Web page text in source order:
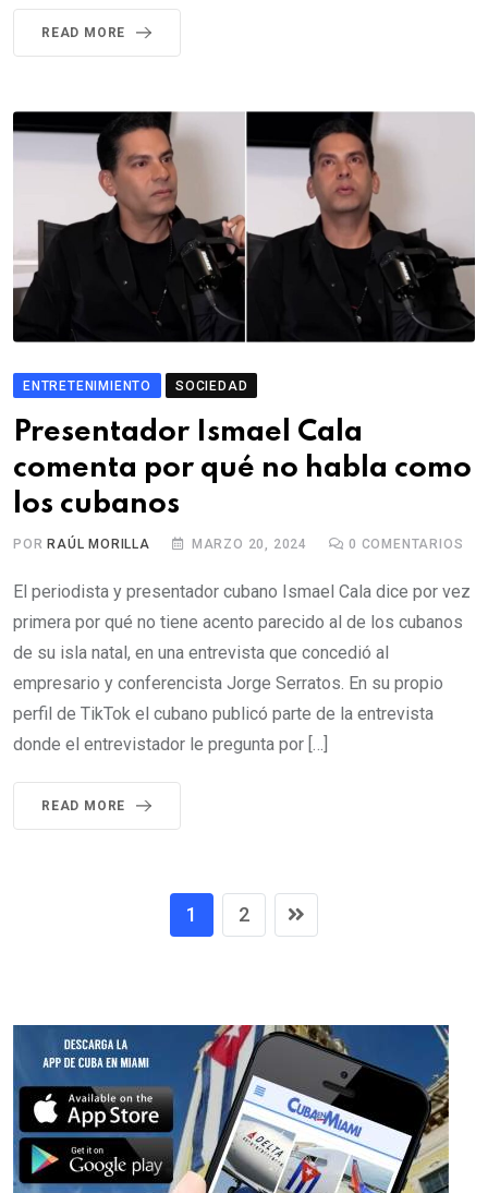
READ MORE
ENTRETENIMIENTO SOCIEDAD
Presentador Ismael Cala
comenta por qué no habla como
los cubanos
POR RAÚL MORILLA MARZO 20, 2024 0 COMENTARIOS
El periodista y presentador cubano Ismael Cala dice por vez
primera por qué no tiene acento parecido al de los cubanos
de su isla natal, en una entrevista que concedió al
empresario y conferencista Jorge Serratos. En su propio
perfil de TikTok el cubano publicó parte de la entrevista
donde el entrevistador le pregunta por […]
READ MORE
1 2